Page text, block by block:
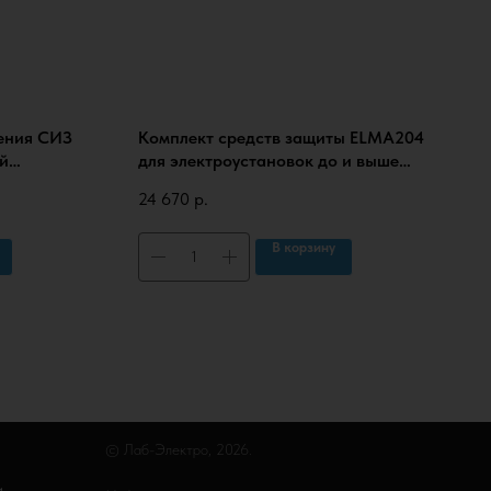
СИЗ
Комплект средств защиты ELMA204
для электроустановок до и выше
протоколами испытаний
24 670 р.
В корзину
© Лаб-Электро, 2026.